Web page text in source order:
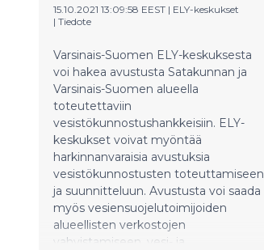
15.10.2021 13:09:58 EEST | ELY-keskukset
| Tiedote
Varsinais-Suomen ELY-keskuksesta
voi hakea avustusta Satakunnan ja
Varsinais-Suomen alueella
toteutettaviin
vesistökunnostushankkeisiin. ELY-
keskukset voivat myöntää
harkinnanvaraisia avustuksia
vesistökunnostusten toteuttamiseen
ja suunnitteluun. Avustusta voi saada
myös vesiensuojelutoimijoiden
alueellisten verkostojen
vahvistamiseen, vesi- ja